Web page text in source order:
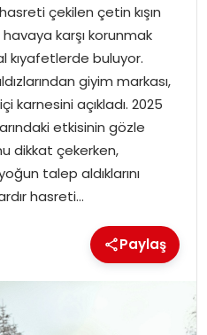
çekilen çetin kışın
karşı korunmak
buluyor.
giyim markası,
açıkladı. 2025
etkisinin gözle
dikkat çekerken,
talep aldıklarını
hasreti…
Paylaş